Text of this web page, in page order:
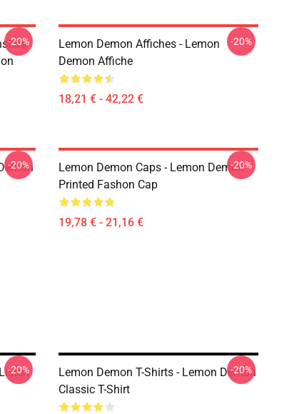
-20%
Lemon Demon Affiches - Lemon
Demon Affiche
18,21 € - 42,22 €
-20%
-20%
Lemon Demon Caps - Lemon Demon
Printed Fashon Cap
19,78 € - 21,16 €
-20%
-20%
Lemon Demon T-Shirts - Lemon Demon
Classic T-Shirt
-20%